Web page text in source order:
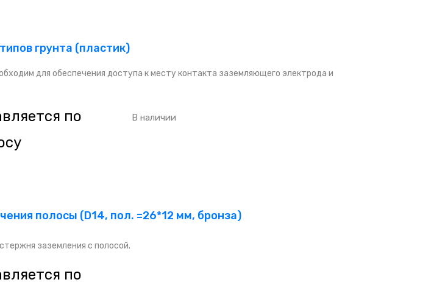
грунта (пластик)
для обеспечения доступа к месту контакта заземляющего электрода и
по
В наличии
полосы (D14, пол. =26*12 мм, бронза)
заземления с полосой.
по